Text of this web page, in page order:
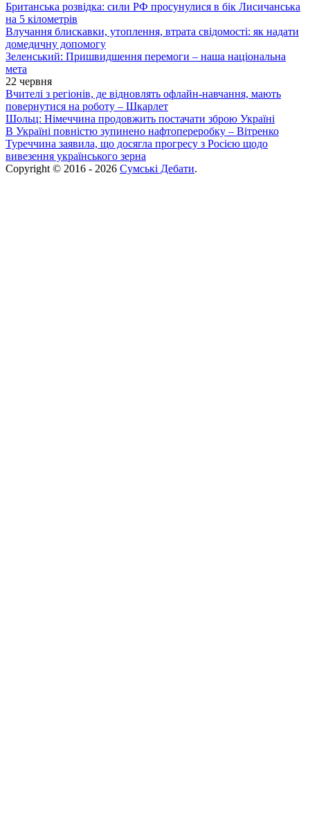
Британська розвідка: сили РФ просунулися в бік Лисичанська
на 5 кілометрів
Влучання блискавки, утоплення, втрата свідомості: як надати
домедичну допомогу
Зеленський: Пришвидшення перемоги – наша національна
мета
22 червня
Вчителі з регіонів, де відновлять офлайн-навчання, мають
повернутися на роботу – Шкарлет
Шольц: Німеччина продовжить постачати зброю Україні
В Україні повністю зупинено нафтопереробку – Вітренко
Туреччина заявила, що досягла прогресу з Росією щодо
вивезення українського зерна
Copyright © 2016 - 2026 Сумські Дебати.